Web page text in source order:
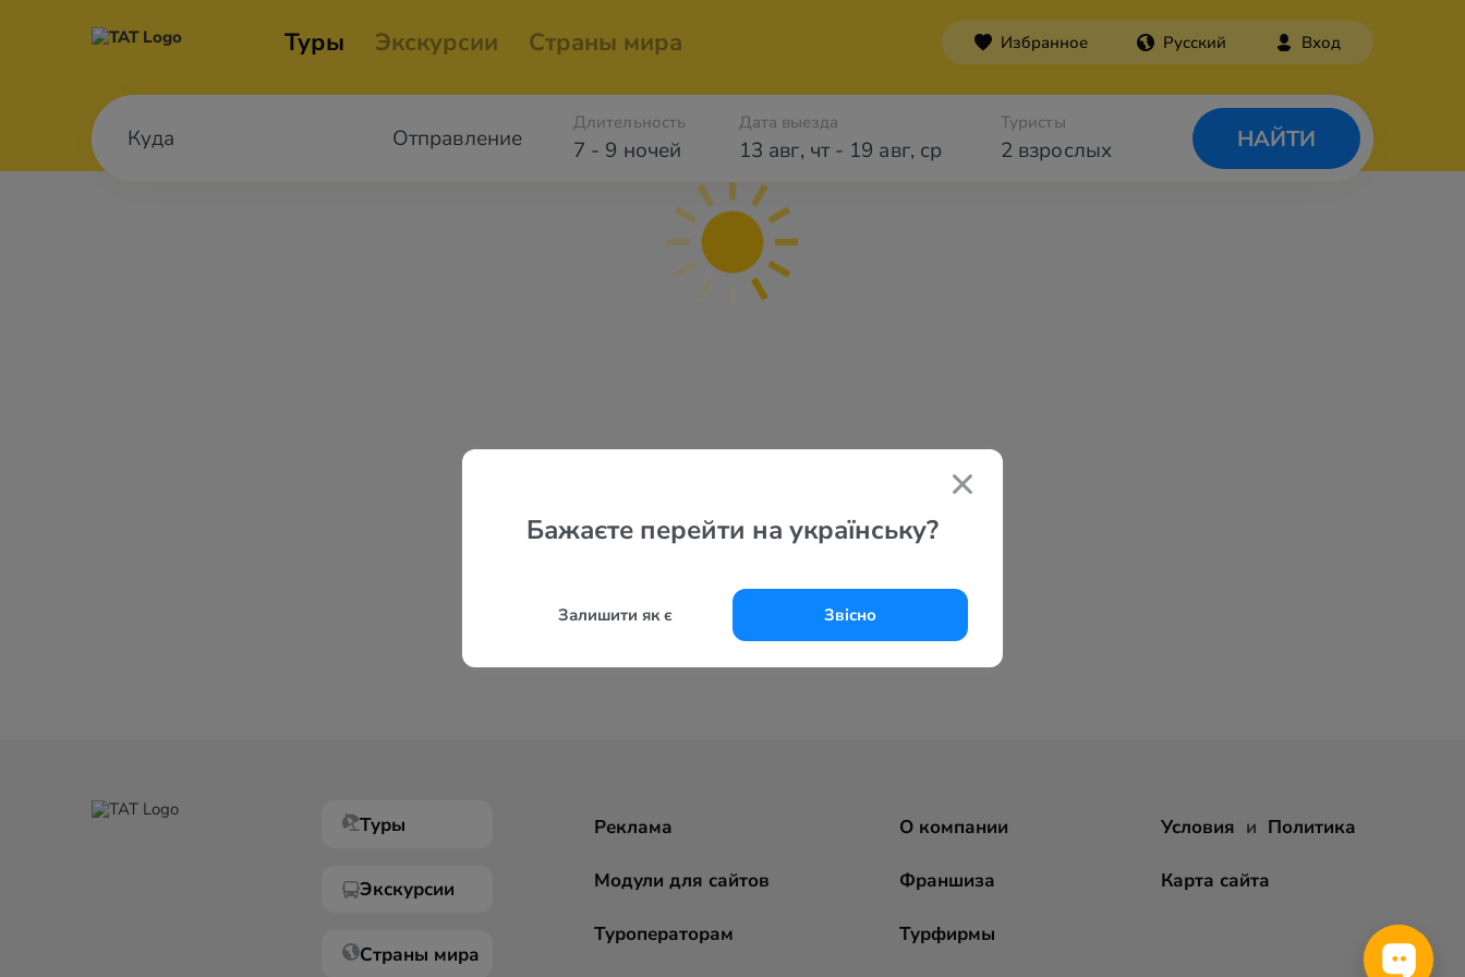
Туры Экскурсии Страны мира Избранное Русский Вход
Отправление 7 - 9 ночей
Длительность Дата выезда
13 авг, чт- 19 авг, ср 2 взрослых
Туристы
НАЙТИ
Бажаєте перейти на українську?
Залишити як є Звісно
Туры
Экскурсии
Страны мира
Реклама
Модули для сайтов
Туроператорам
О компании
Франшиза
Турфирмы
Условия и Политика
Карта сайта